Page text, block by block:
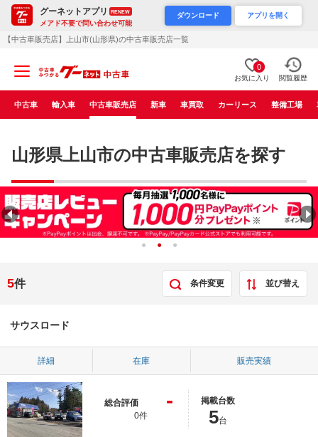
グーネットアプリ RENEW
メアド不要で問い合わせ可能
ダウンロード アプリを開く
【中古車販売店】上山市(山形県)の中古車販売店一覧
0
お気に入り 閲覧履歴
中古車 輸入車 中古車販売店 新車 車買取 カーリース 整備工場
山形県上山市の中古車販売店を探す
5件 条件変更 並び替え
サウスロード
詳細 在庫 販売実績
総合評価 -
0件
掲載台数
5台